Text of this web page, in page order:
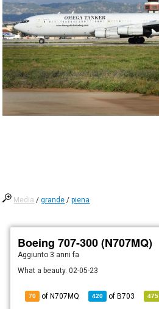
Media /grande /piena
Boeing 707-300 (N707MQ)
Aggiunto 3 anni fa
What a beauty. 02-05-23
70 of N707MQ 420 ofB703 475